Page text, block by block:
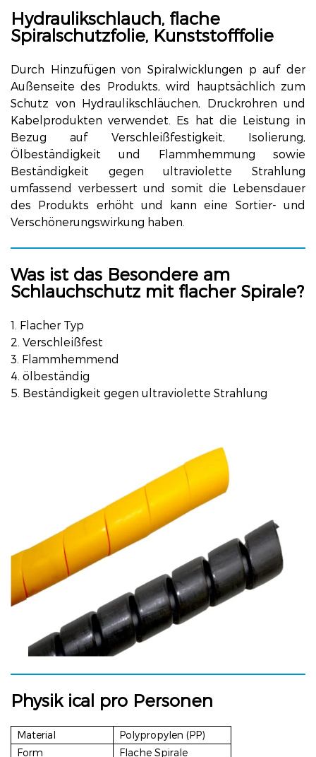
Hydraulikschlauch, flache
Spiralschutzfolie, Kunststofffolie
Durch Hinzufügen von Spiralwicklungen p auf der
Außenseite des Produkts, wird hauptsächlich zum
Schutz von Hydraulikschläuchen, Druckrohren und
Kabelprodukten verwendet. Es hat die Leistung in
Bezug auf Verschleißfestigkeit, Isolierung,
Ölbeständigkeit und Flammhemmung sowie
Beständigkeit gegen ultraviolette Strahlung
umfassend verbessert und somit die Lebensdauer
des Produkts erhöht und kann eine Sortier- und
Verschönerungswirkung haben.
Was ist das Besondere am
Schlauchschutz mit flacher Spirale?
1. Flacher Typ
2. Verschleißfest
3. Flammhemmend
4. ölbeständig
5. Beständigkeit gegen ultraviolette Strahlung
Physik ical pro Personen
Material
Polypropylen (PP)
Form
Flache Spirale